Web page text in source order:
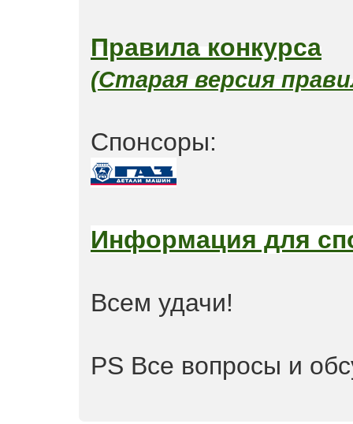
Правила конкурса
(Старая версия
Спонсоры:
Информация для
Всем удачи!
PS Все вопросы и